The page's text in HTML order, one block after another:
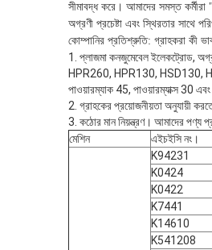
সীমাবদ্ধ করে। আমাদের সমস্ত কর্মীরা
অগ্রণী প্রচেষ্টা এবং স্থিরতার সাথে
কোম্পানির প্রতিশ্রুতি: গ্রাহকরা কী
1. প্লাজমা কনজুমেবেল ইলেকট্রোড,
HPR260, HPR130, HSD130,
পাওয়ারম্যাক 45, পাওয়ারম্যাক্স 30
2. গ্রাহকের প্রয়োজনীয়তা অনুযায়ী
3. কঠোর মান নিয়ন্ত্রণ। আমাদের পণ্য
মেশিন
এইচইসি নং।
K94231
K0424
K0422
K7441
K14610
K541208